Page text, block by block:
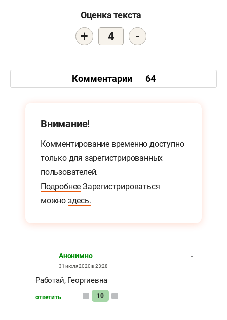
Оценка текста
+ 4 -
Комментарии 64
Внимание!
Комментирование временно доступно
только для зарегистрированных
пользователей.
Подробнее Зарегистрироваться
можно здесь.
Анонимно
31 июля 2020 в 23:28
Работай, Георгиевна
ответить 10